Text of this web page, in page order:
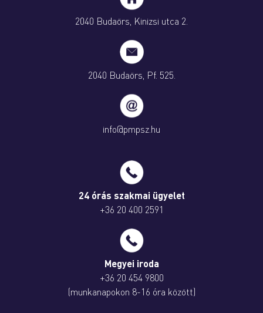
2040 Budaörs, Kinizsi utca 2.
2040 Budaörs, Pf. 525.
info@pmpsz.hu
24 órás szakmai ügyelet
+36 20 400 2591
Megyei iroda
+36 20 454 9800
(munkanapokon 8-16 óra között)